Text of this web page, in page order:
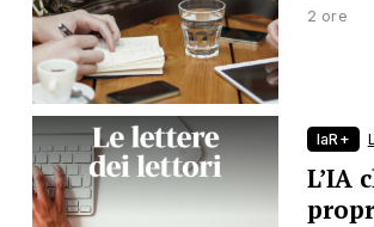
2 ore
laR+
L’IA